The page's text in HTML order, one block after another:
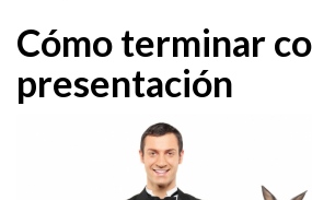
Cómo terminar
presentación